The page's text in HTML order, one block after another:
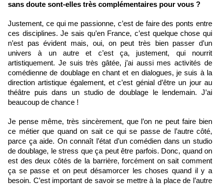
sans doute sont-elles très complémentaires pour vous ?
Justement, ce qui me passionne, c’est de faire des ponts entre
ces disciplines. Je sais qu’en France, c’est quelque chose qui
n’est pas évident mais, oui, on peut très bien passer d’un
univers à un autre et c’est ça, justement, qui nourrit
artistiquement. Je suis très gâtée, j’ai aussi mes activités de
comédienne de doublage en chant et en dialogues, je suis à la
direction artistique également, et c’est génial d’être un jour au
théâtre puis dans un studio de doublage le lendemain. J’ai
beaucoup de chance !
Je pense même, très sincèrement, que l’on ne peut faire bien
ce métier que quand on sait ce qui se passe de l’autre côté,
parce ça aide. On connaît l’état d’un comédien dans un studio
de doublage, le stress que ça peut être parfois. Donc, quand on
est des deux côtés de la barrière, forcément on sait comment
ça se passe et on peut désamorcer les choses quand il y a
besoin. C’est important de savoir se mettre à la place de l’autre